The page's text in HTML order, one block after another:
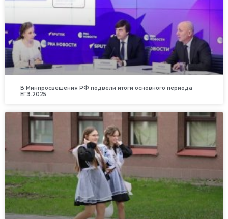
В Минпросвещения РФ подвели итоги основного периода
ЕГЭ‑2025